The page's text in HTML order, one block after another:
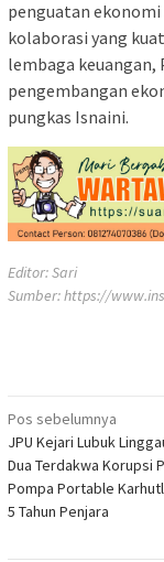
penguatan ekonomi
kolaborasi yang
lembaga keuangan,
pengembangan
pungkas Isnaini.
Editor: Sari
Sumber:https://
Navigasi
pos
Pos sebelumnya
JPU Kejari Lubuk
Dua Terdakwa Korupsi
Pompa Portable
5 Tahun Penjara